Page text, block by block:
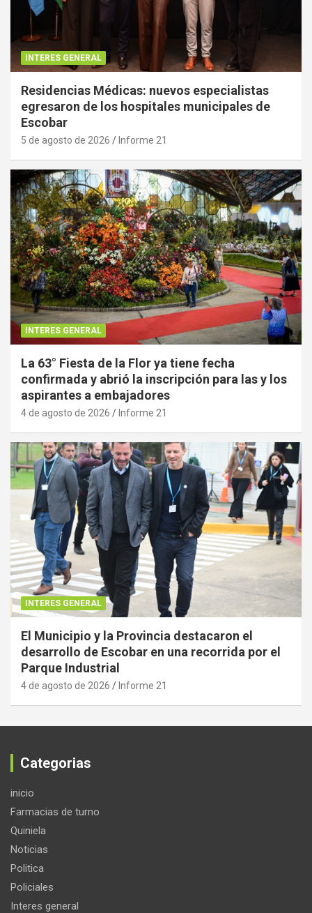
INTERES GENERAL
Residencias Médicas: nuevos especialistas
egresaron de los hospitales municipales de
Escobar
5 de agosto de 2026 Informe 21
INTERES GENERAL
La 63° Fiesta de la Flor ya tiene fecha
confirmada y abrió la inscripción para las y los
aspirantes a embajadores
4 de agosto de 2026 Informe 21
INTERES GENERAL
El Municipio y la Provincia destacaron el
desarrollo de Escobar en una recorrida por el
Parque Industrial
4 de agosto de 2026 Informe 21
Categorias
inicio
Farmacias de turno
Quiniela
Noticias
Politica
Policiales
Interes general